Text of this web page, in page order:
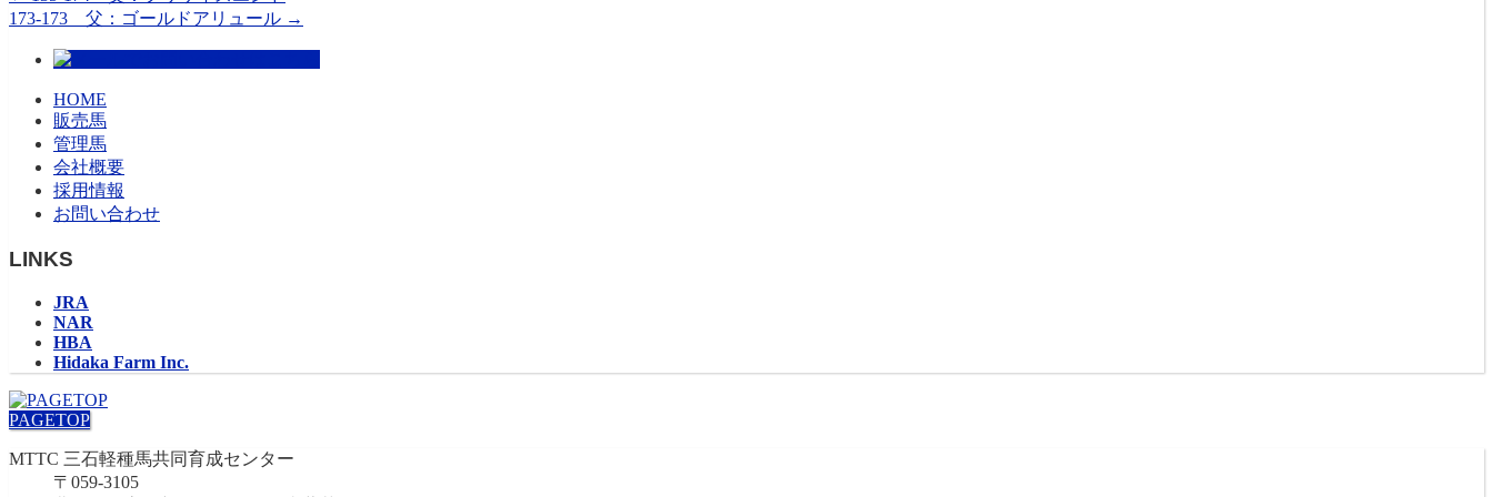
173-173 父：ゴールドアリュール →
HOME
販売馬
管理馬
会社概要
採用情報
お問い合わせ
LINKS
JRA
NAR
HBA
Hidaka Farm Inc.
PAGETOP
MTTC 三石軽種馬共同育成センター
〒059-3105